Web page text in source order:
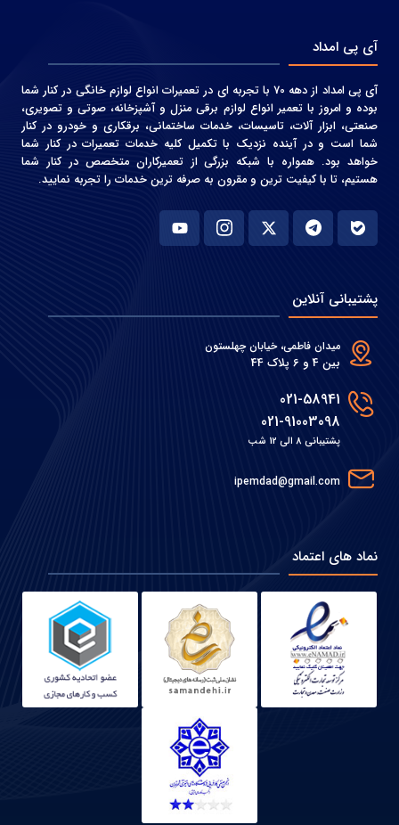
آی پی امداد
آی پی امداد از دهه 70 با تجربه ای در تعمیرات انواع لوازم خانگی در کنار شما
بوده و امروز با تعمیر انواع لوازم برقی منزل و آشپزخانه، صوتی و‌ تصویری،
صنعتی، ابزار آلات، تاسیسات، خدمات ساختمانی، برقکاری و خودرو در کنار
شما است و در آینده نزدیک با تکمیل کلیه خدمات تعمیرات در کنار شما
خواهد بود. همواره با شبکه بزرگی از تعمیرکاران متخصص در کنار شما
هستیم، تا با کیفیت ترین و مقرون به صرفه ترین خدمات را تجربه نمایید.
پشتیبانی آنلاین
میدان فاطمی، خیابان چهلستون
بین 4 و 6 پلاک 44
021-58941
021-91003098
پشتیبانی 8 الی 12 شب
ipemdad@gmail.com
نماد های اعتماد